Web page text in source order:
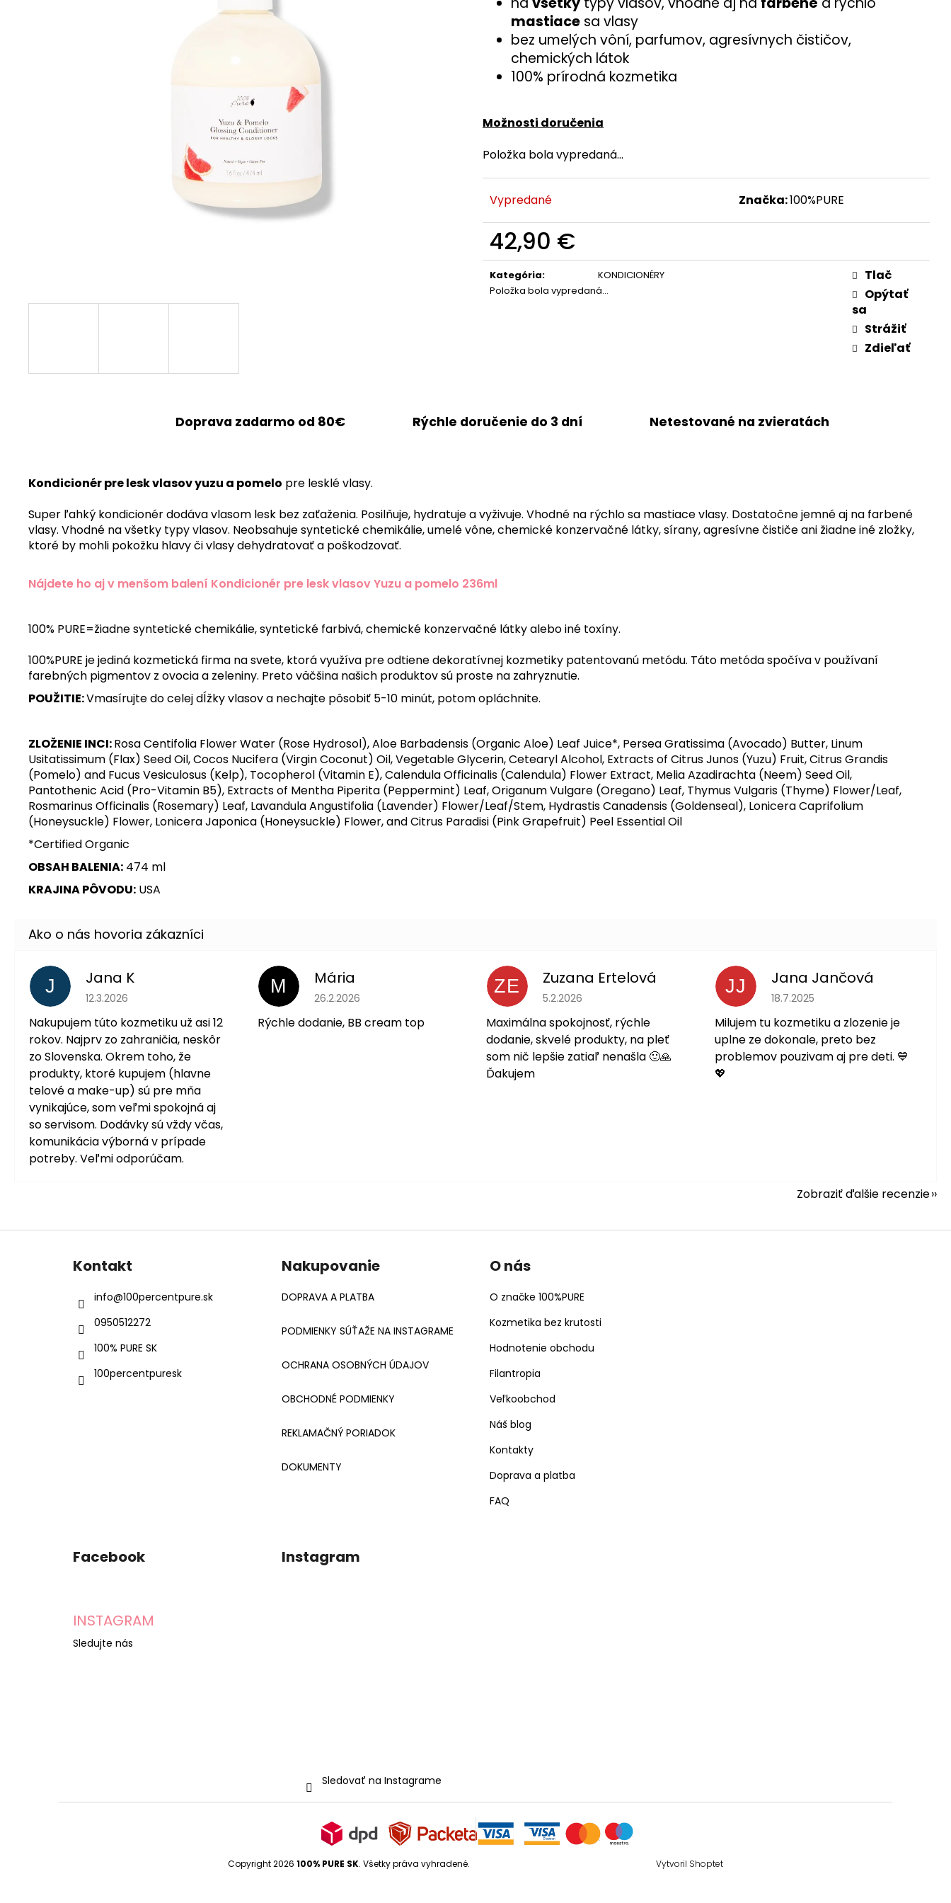
mastiace sa vlasy
bez umelých vôní, parfumov, agresívnych čističov,
chemických látok
100% prírodná kozmetika
Možnosti doručenia
Položka bola vypredaná…
Vypredané Značka:100%PURE
42,90 €
Jednotková
cena:
Kategória:
KONDICIONÉRY
Položka bola vypredaná…
Tlač
Opýtať
sa
Strážiť
Zdieľať
Doprava zadarmo od 80€ Rýchle doručenie do 3 dní Netestované na zvieratách
Kondicionér pre lesk vlasov yuzu a pomelo pre lesklé vlasy.
Super ľahký kondicionér dodáva vlasom lesk bez zaťaženia. Posilňuje, hydratuje a vyživuje. Vhodné na rýchlo sa mastiace vlasy. Dostatočne jemné aj na farbené
vlasy. Vhodné na všetky typy vlasov. Neobsahuje syntetické chemikálie, umelé vône, chemické konzervačné látky,sírany, agresívne čističe ani žiadne iné zložky,
ktoré by mohli pokožku hlavy či vlasy dehydratovať a poškodzovať.
Nájdete ho aj v menšom balení Kondicionér pre lesk vlasov Yuzu a pomelo 236ml
100% PURE=žiadne syntetické chemikálie, syntetické farbivá, chemické konzervačné látky alebo iné toxíny.
100%PURE je jediná kozmetická firma na svete, ktorá využíva pre odtiene dekoratívnej kozmetiky patentovanú metódu. Táto metóda spočíva v používaní
farebných pigmentov z ovocia a zeleniny. Preto väčšina našich produktov sú proste na zahryznutie.
POUŽITIE:Vmasírujte do celej dĺžky vlasov a nechajte pôsobiť 5-10 minút, potom opláchnite.
ZLOŽENIE INCI:Rosa Centifolia Flower Water (Rose Hydrosol), Aloe Barbadensis (Organic Aloe) Leaf Juice*, Persea Gratissima (Avocado) Butter, Linum
Usitatissimum (Flax) Seed Oil, Cocos Nucifera (Virgin Coconut) Oil, Vegetable Glycerin, Cetearyl Alcohol, Extracts of Citrus Junos (Yuzu) Fruit, Citrus Grandis
(Pomelo) and Fucus Vesiculosus (Kelp), Tocopherol (Vitamin E), Calendula Officinalis (Calendula) Flower Extract, Melia Azadirachta (Neem) Seed Oil,
Pantothenic Acid (Pro-Vitamin B5), Extracts of Mentha Piperita (Peppermint) Leaf, Origanum Vulgare (Oregano) Leaf, Thymus Vulgaris (Thyme) Flower/Leaf,
Rosmarinus Officinalis (Rosemary) Leaf, Lavandula Angustifolia (Lavender) Flower/Leaf/Stem, Hydrastis Canadensis (Goldenseal), Lonicera Caprifolium
(Honeysuckle) Flower, Lonicera Japonica (Honeysuckle) Flower, and Citrus Paradisi (Pink Grapefruit) Peel Essential Oil
*Certified Organic
OBSAH BALENIA: 474 ml
KRAJINA PÔVODU: USA
J Jana K
Hodnotenie obchodu je 5 z 5 hviezdičiek.
12.3.2026
Nakupujem túto kozmetiku už asi 12
rokov. Najprv zo zahraničia, neskôr
zo Slovenska. Okrem toho, že
produkty, ktoré kupujem (hlavne
telové a make-up) sú pre mňa
vynikajúce, som veľmi spokojná aj
so servisom. Dodávky sú vždy včas,
komunikácia výborná v prípade
potreby. Veľmi odporúčam.
M Mária
Hodnotenie obchodu je 5 z 5 hviezdičiek.
26.2.2026
Rýchle dodanie, BB cream top
ZE Zuzana Ertelová
Hodnotenie obchodu je 5 z 5 hviezdičiek.
5.2.2026
Maximálna spokojnosť, rýchle
dodanie, skvelé produkty, na pleť
som nič lepšie zatiaľ nenašla 🙂🙏
Ďakujem
JJ Jana Jančová
Hodnotenie obchodu je 5 z 5
18.7.2025
Milujem tu kozmetiku a zlozenie je
uplne ze dokonale, preto bez
problemov pouzivam aj pre deti. 💙
💖
Zobraziť ďalšie recenzie
Z
Kontakt
info@100percentpure.sk
0950512272
100% PURE SK
100percentpuresk
Nakupovanie
DOPRAVA A PLATBA
PODMIENKY SÚŤAŽE NA INSTAGRAME
OCHRANA OSOBNÝCH ÚDAJOV
OBCHODNÉ PODMIENKY
REKLAMAČNÝ PORIADOK
DOKUMENTY
O nás
O značke 100%PURE
Kozmetika bez krutosti
Hodnotenie obchodu
Filantropia
Veľkoobchod
Náš blog
Kontakty
Doprava a platba
FAQ
Facebook
INSTAGRAM
Sledujte nás
Instagram
Sledovať na Instagrame
Vytvoril Shoptet
Copyright 2026 100% PURE SK. Všetky práva vyhradené.